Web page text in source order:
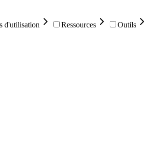
d'utilisation Ressources Outils